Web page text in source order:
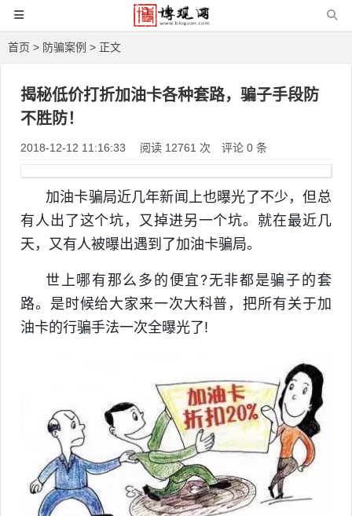
首页 > 防骗案例 > 正文
揭秘低价打折加油卡各种套路，骗子手段防
不胜防！
2018-12-12 11:16:33 阅读 12761 次 评论 0 条
加油卡骗局近几年新闻上也曝光了不少，但总
有人出了这个坑，又掉进另一个坑。就在最近几
天，又有人被曝出遇到了加油卡骗局。
世上哪有那么多的便宜?无非都是骗子的套
路。是时候给大家来一次大科普，把所有关于加
油卡的行骗手法一次全曝光了!